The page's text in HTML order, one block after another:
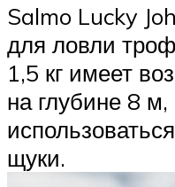
Salmo Lucky
для ловли
1,5 кг имеет
на глубине 8
щуки.